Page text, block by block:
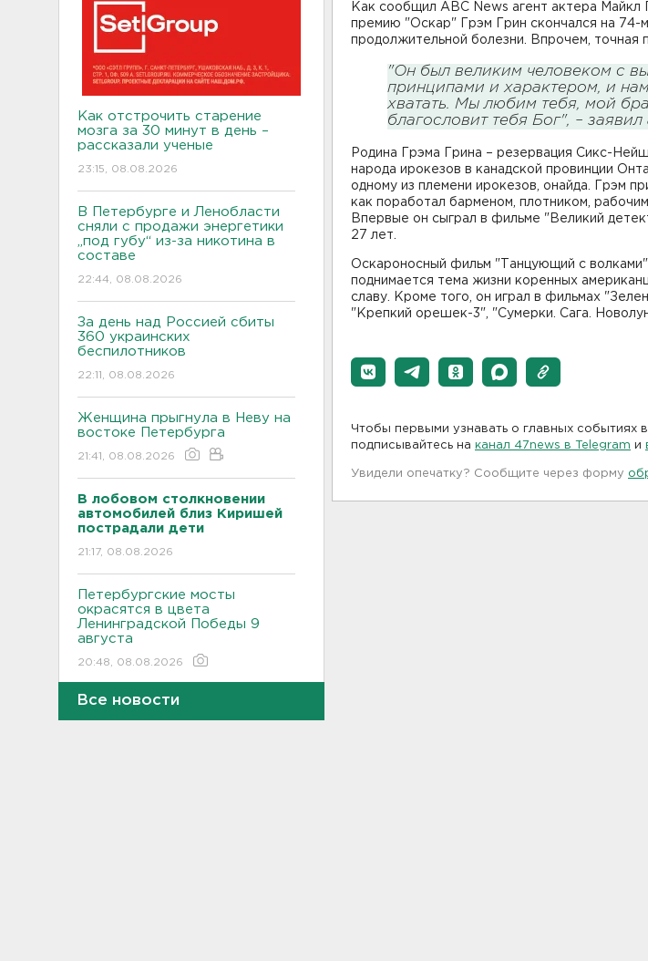
Как отстрочить старение
мозга за 30 минут в день –
рассказали ученые
23:15, 08.08.2026
В Петербурге и Ленобласти
сняли с продажи энергетики
„под губу“ из-за никотина в
составе
22:44, 08.08.2026
За день над Россией сбиты
360 украинских
беспилотников
22:11, 08.08.2026
Женщина прыгнула в Неву на
востоке Петербурга
21:41, 08.08.2026
В лобовом столкновении
автомобилей близ Киришей
пострадали дети
21:17, 08.08.2026
Петербургские мосты
окрасятся в цвета
Ленинградской Победы 9
августа
20:48, 08.08.2026
Молоку не место на дверце, а
бананам – внизу. Как
Все новости
Как сообщил ABC News агент актера Майкл
премию "Оскар" Грэм Грин скончался на 74-
продолжительной болезни. Впрочем, точная
"Он был великим человеком с
принципами и характером, и
хватать. Мы любим тебя, мой
благословит тебя Бог", – заявил
Родина Грэма Грина – резервация Сикс-
народа ирокезов в канадской провинции
одному из племени ирокезов, онайда. Грэм
как поработал барменом, плотником,
Впервые он сыграл в фильме "Великий
27 лет.
Оскароносный фильм "Танцующий с
поднимается тема жизни коренных
славу. Кроме того, он играл в фильмах
"Крепкий орешек-3", "Сумерки. Сага.
Чтобы первыми узнавать о главных событиях
подписывайтесь на канал 47news в Telegram и
Увидели опечатку? Сообщите через форму